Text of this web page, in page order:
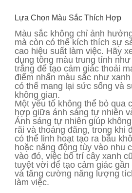
Lựa Chọn Màu Sắc Thích Hợp
Màu sắc không chỉ ảnh
mà còn có thể kích thích sự
cao hiệu suất làm việc. Hãy
dụng tông màu trung tính
trắng để tạo cảm giác thoải
điểm nhấn màu sắc như
có thể mang lại sức sống và
không gian.
Một yếu tố không thể bỏ qua
hợp giữa ánh sáng tự nhiên
Ánh sáng tự nhiên giúp
rãi và thoáng đãng, trong khi
có thể linh hoạt tạo ra bầu
hoặc năng động tùy vào nhu
vào đó, việc bố trí cây xanh
tuyệt vời để tạo cảm giác
và tăng cường năng lượng
làm việc.